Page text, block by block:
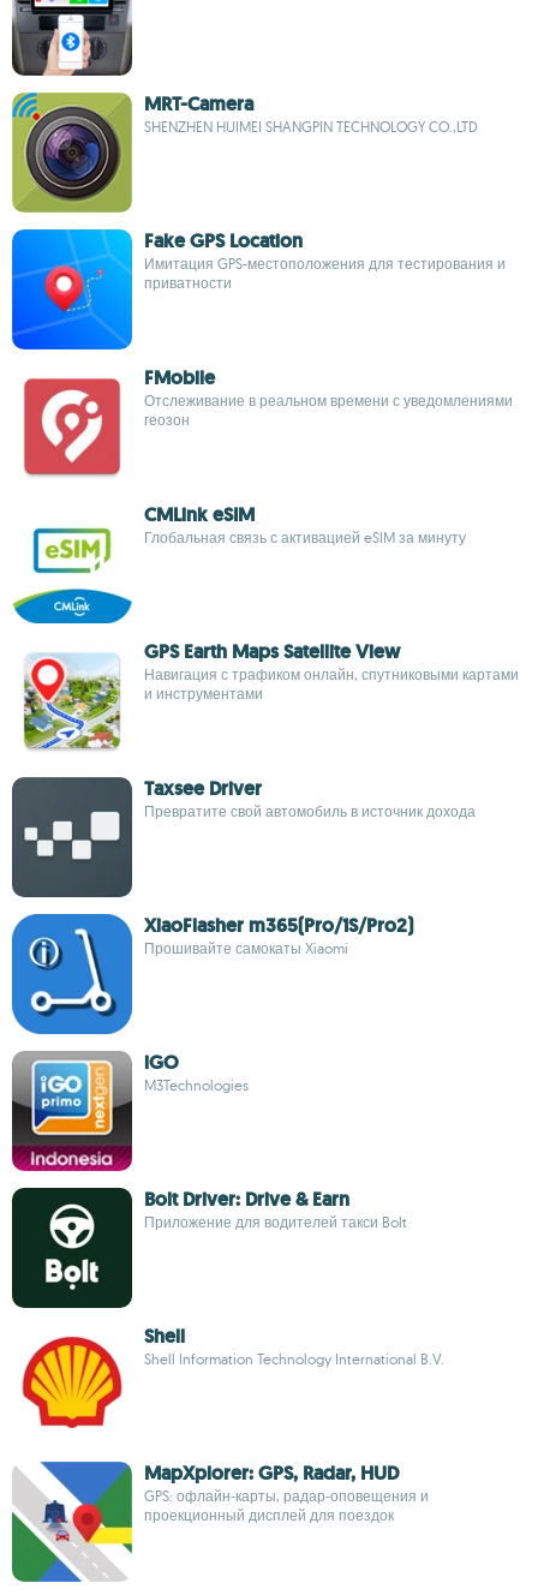
MRT-Camera
SHENZHEN HUIMEI SHANGPIN TECHNOLOGY CO.,LTD
Fake GPS Location
Имитация GPS-местоположения для тестирования и
приватности
FMobile
Отслеживание в реальном времени с уведомлениями
геозон
CMLink eSIM
Глобальная связь с активацией eSIM за минуту
GPS Earth Maps Satellite View
Навигация с трафиком онлайн, спутниковыми картами
и инструментами
Taxsee Driver
Превратите свой автомобиль в источник дохода
XiaoFlasher m365(Pro/1S/Pro2)
Прошивайте самокаты Xiaomi
iGO
M3Technologies
Bolt Driver: Drive & Earn
Приложение для водителей такси Bolt
Shell
Shell Information Technology International B.V.
MapXplorer: GPS, Radar, HUD
GPS: офлайн‑карты, радар‑оповещения и
проекционный дисплей для поездок